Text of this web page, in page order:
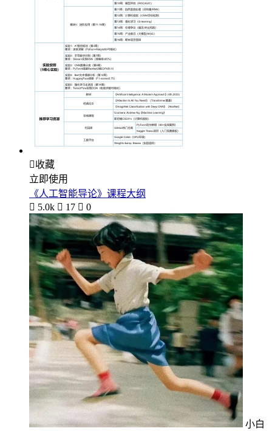
收藏
立即使用
《人工智能导论》课程大纲
 5.0k  17  0
小白